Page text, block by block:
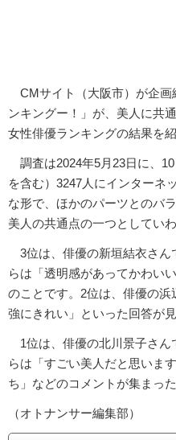
CMサイト（大阪市）が企画
ンキングー！」が、美人に共
女性俳優ランキングの結果を
調査は2024年5月23日に、
を含む）3247人にインターネ
な形で、ほかのパーツとのバ
美人の共通点の一つとしていわ
3位は、俳優の新垣結衣さん
らは「透明感があってかわい
のことです。2位は、俳優の
強にきれい」といった回答が
1位は、俳優の北川景子さん
らは「すごい美人だと思いま
ち」などのコメントが集まっ
（オトナンサー編集部）